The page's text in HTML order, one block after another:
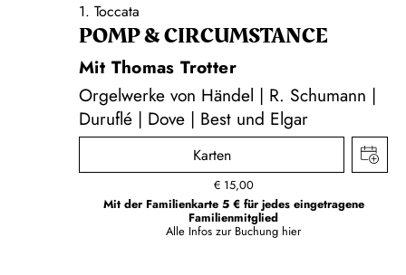
1. Toccata
POMP & CIRCUMSTANCE
Mit Thomas Trotter
Orgelwerke von Händel | R. Schumann |
Duruflé | Dove | Best und Elgar
Karten
€ 15,00
Mit der Familienkarte 5 € für jedes eingetragene
Familienmitglied
Alle Infos zur Buchung hier